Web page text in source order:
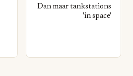
Dan maar tankstations
'in space'